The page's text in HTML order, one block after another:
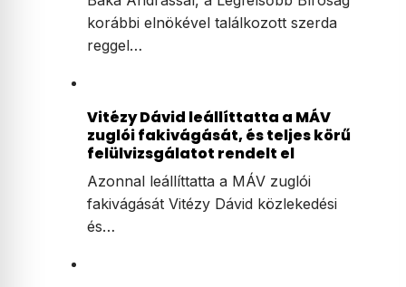
korábbi elnökével találkozott szerda
reggel…
Vitézy Dávid leállíttatta a MÁV
zuglói fakivágását, és teljes körű
felülvizsgálatot rendelt el
Azonnal leállíttatta a MÁV zuglói
fakivágását Vitézy Dávid közlekedési
és…